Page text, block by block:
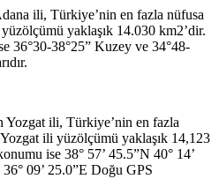
ili, Türkiye’nin en fazla nüfusa
yaklaşık 14.030 km2’dir.
36°30-38°25” Kuzey ve 34°48-
Yozgat ili, Türkiye’nin en fazla
ili yüzölçümü yaklaşık 14,123
ise 38° 57’ 45.5”N 40° 14’
09’ 25.0”E Doğu GPS